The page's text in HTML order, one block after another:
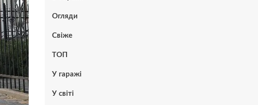
Огляди
Свіже
ТОП
У гаражі
У світі